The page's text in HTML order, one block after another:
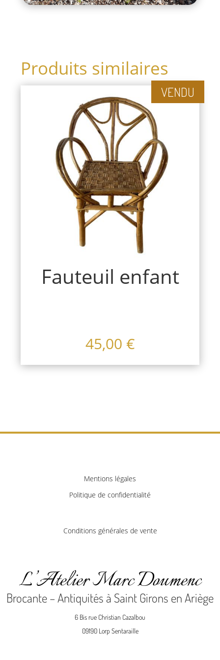
Produits similaires
VENDU
Fauteuil enfant
45,00 €
Mentions légales
Politique de confidentialité
Conditions générales de vente
L’Atelier Marc Doumenc
Brocante – Antiquités à Saint Girons en Ariège
6 Bis rue Christian Cazalbou
09190 Lorp Sentaraille